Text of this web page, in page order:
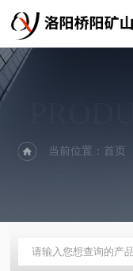
当前位置：首页